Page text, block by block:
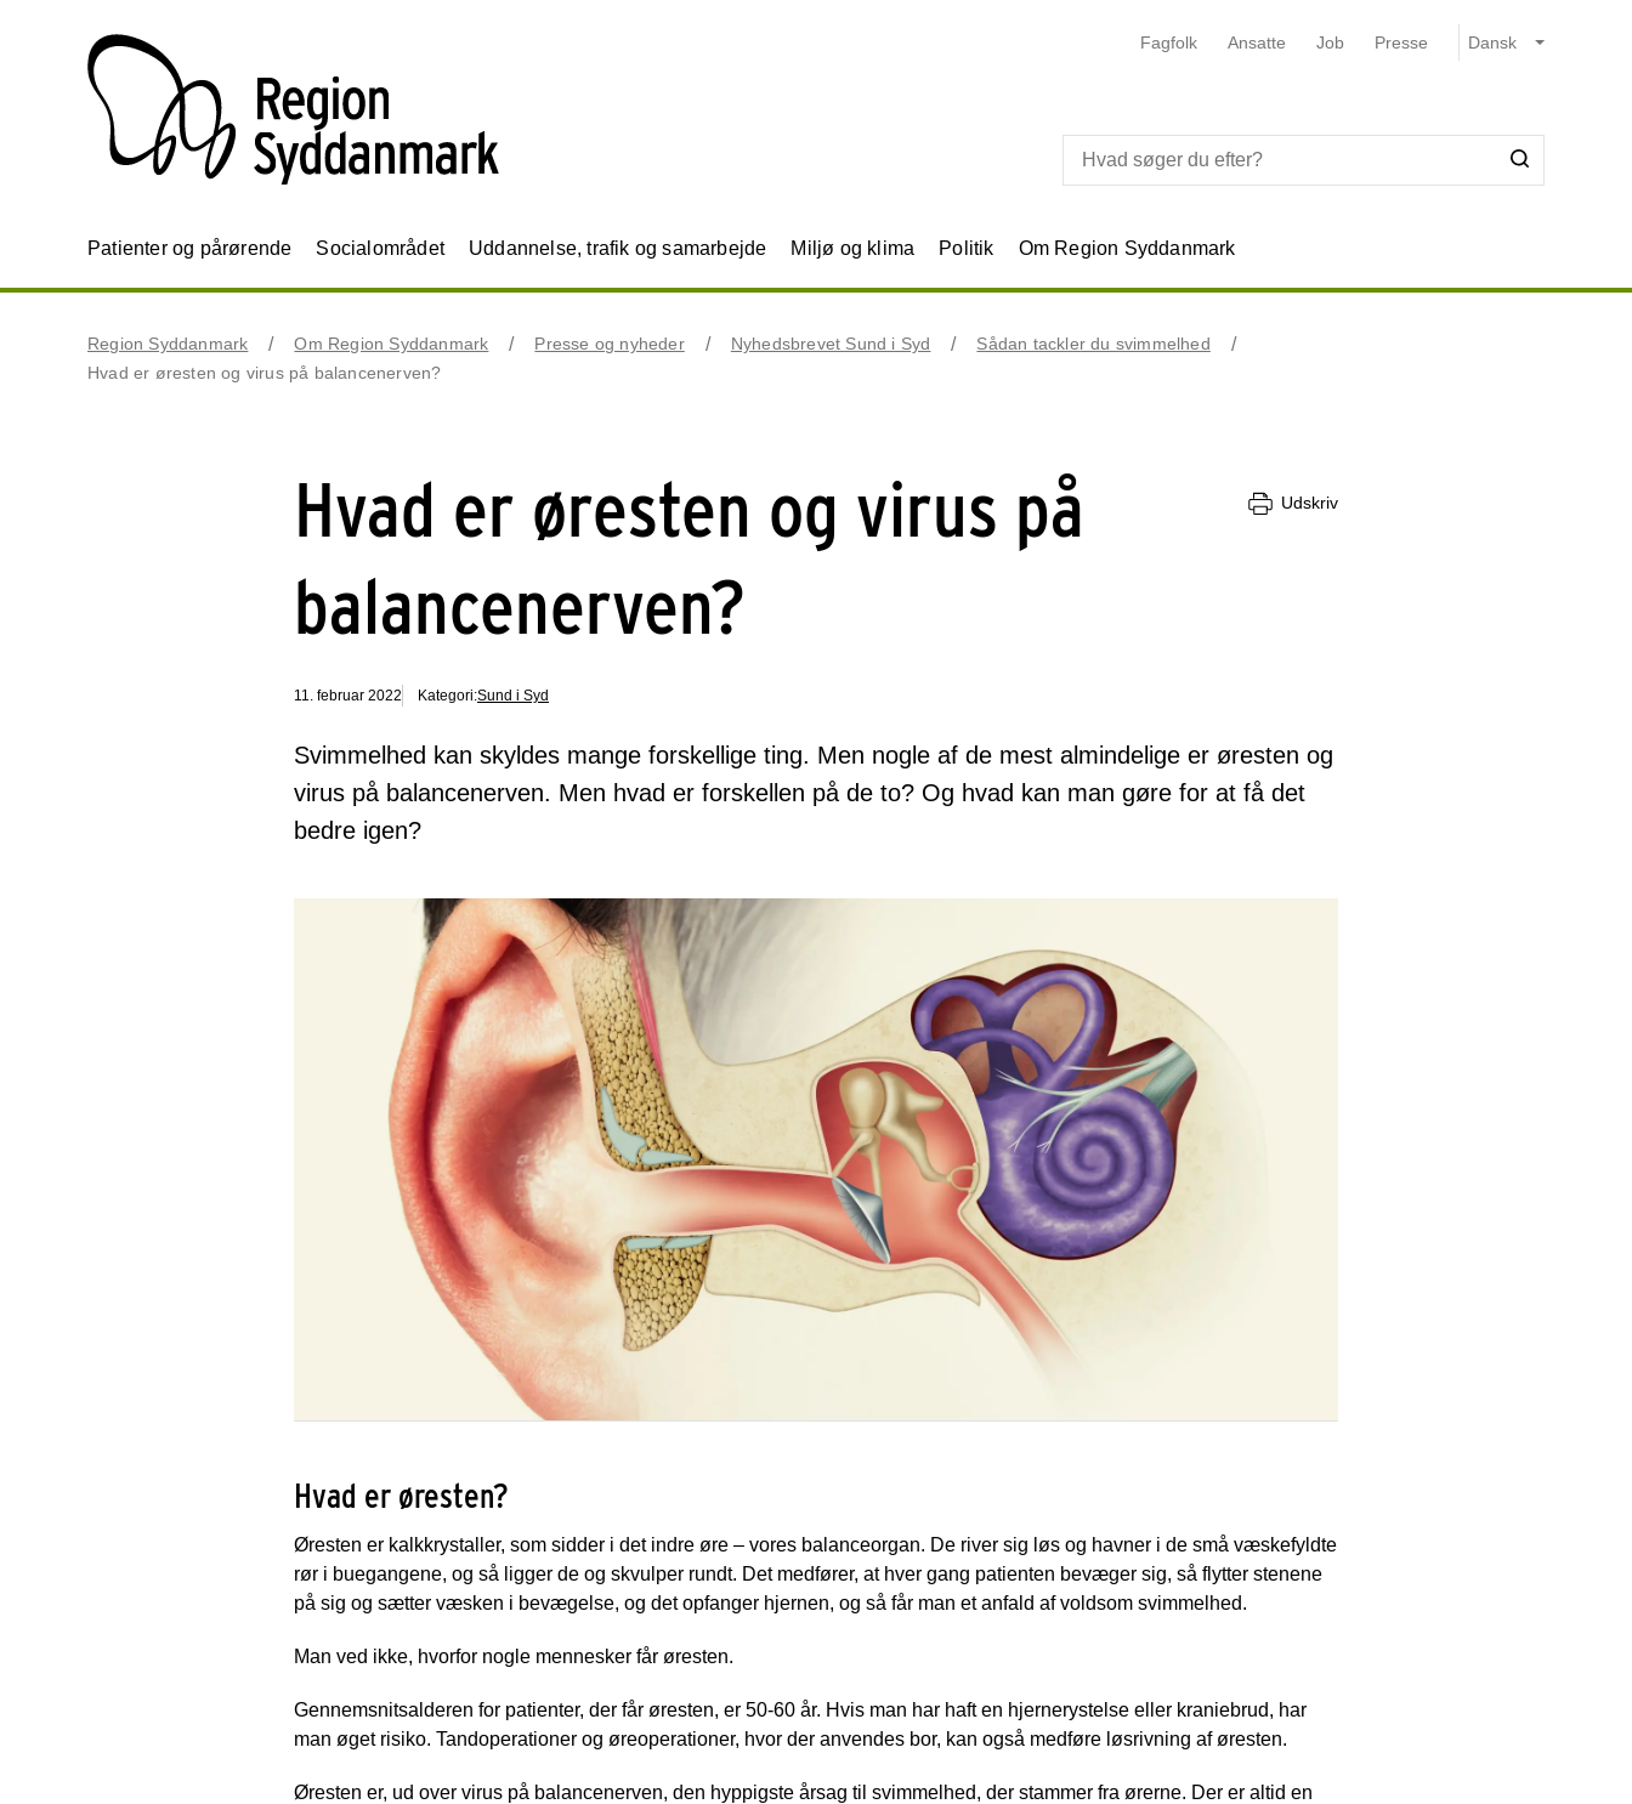
Fagfolk Ansatte Job Presse
Patienter og pårørende Socialområdet Uddannelse, trafik og samarbejde Miljø og klima Politik Om Region Syddanmark
Region Syddanmark Om Region Syddanmark Presse og nyheder Nyhedsbrevet Sund i Syd
Sådan tackler du svimmelhed
Hvad er øresten og virus på balancenerven?
Hvad er øresten og virus på
balancenerven?
Udskriv
11. februar 2022 Kategori:Sund i Syd
Svimmelhed kan skyldes mange forskellige ting. Men nogle af de mest almindelige er øresten og
virus på balancenerven. Men hvad er forskellen på de to? Og hvad kan man gøre for at få det
bedre igen?
Hvad er øresten?
Øresten er kalkkrystaller, som sidder i det indre øre – vores balanceorgan. De river sig løs og havner i de små væskefyldte
rør i buegangene, og så ligger de og skvulper rundt. Det medfører, at hver gang patienten bevæger sig, så flytter stenene
på sig og sætter væsken i bevægelse, og det opfanger hjernen, og så får man et anfald af voldsom svimmelhed.
Man ved ikke, hvorfor nogle mennesker får øresten.
Gennemsnitsalderen for patienter, der får øresten, er 50-60 år. Hvis man har haft en hjernerystelse eller kraniebrud, har
man øget risiko. Tandoperationer og øreoperationer, hvor der anvendes bor, kan også medføre løsrivning af øresten.
Øresten er, ud over virus på balancenerven, den hyppigste årsag til svimmelhed, der stammer fra ørerne. Der er altid en